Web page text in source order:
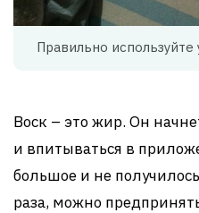
Правильно используйте
Воск – это жир. Он
и впитываться в
большое и не
раза, можно